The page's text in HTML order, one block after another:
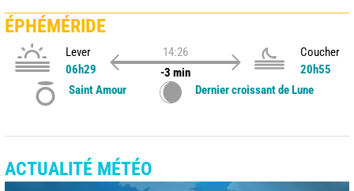
ÉPHÉMÉRIDE
Lever
06h29
14:26
-3 min
Coucher
20h55
Saint Amour
Dernier croissant de Lune
ACTUALITÉ MÉTÉO